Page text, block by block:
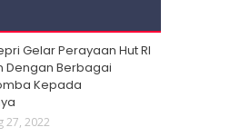
Gelar Perayaan Hut RI
Dengan Berbagai
Kepada
27, 2022